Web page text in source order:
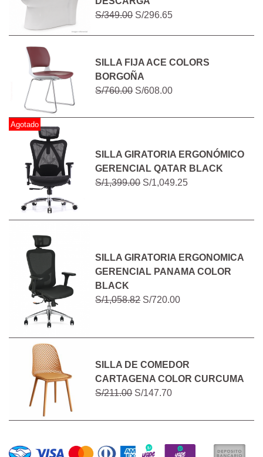
S/349.00S/296.65
SILLA FIJA ACE COLORS
BORGOÑA
S/760.00S/608.00
Agotado
SILLA GIRATORIA ERGONÓMICO
GERENCIAL QATAR BLACK
S/1,399.00S/1,049.25
SILLA GIRATORIA ERGONOMICA
GERENCIAL PANAMA COLOR
BLACK
S/1,058.82S/720.00
SILLA DE COMEDOR
CARTAGENA COLOR CURCUMA
S/211.00S/147.70